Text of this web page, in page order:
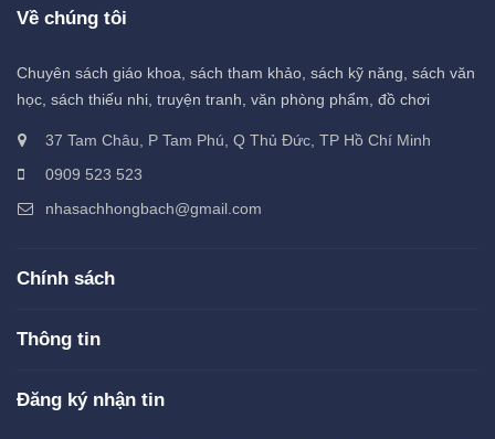
Về chúng tôi
Chuyên sách giáo khoa, sách tham khảo, sách kỹ năng, sách văn
học, sách thiếu nhi, truyện tranh, văn phòng phẩm, đồ chơi
37 Tam Châu, P Tam Phú, Q Thủ Đức, TP Hồ Chí Minh
0909 523 523
nhasachhongbach@gmail.com
Chính sách
Thông tin
Đăng ký nhận tin